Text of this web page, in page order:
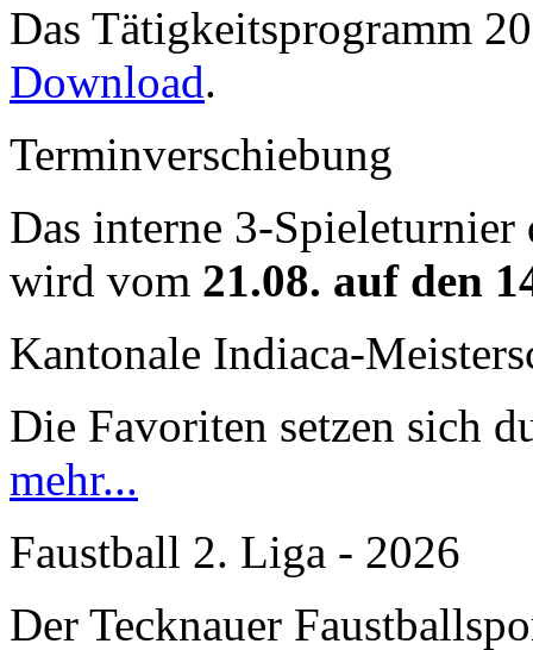
Das Tätigkeitsprogramm
Download.
Terminverschiebung
Das interne 3-Spieleturnier
wird vom 21.08. auf den
Kantonale Indiaca-
Die Favoriten setzen sich
mehr...
Faustball 2. Liga - 2026
Der Tecknauer